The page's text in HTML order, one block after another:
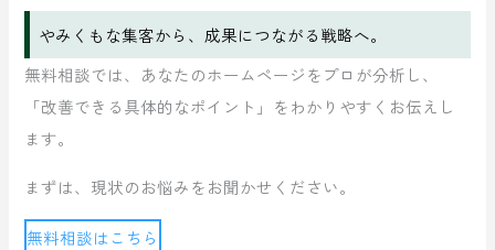
やみくもな集客から、成果につながる戦略へ。
無料相談では、あなたのホームページをプロが分析し、
「改善できる具体的なポイント」をわかりやすくお伝えし
ます。
まずは、現状のお悩みをお聞かせください。
無料相談はこちら